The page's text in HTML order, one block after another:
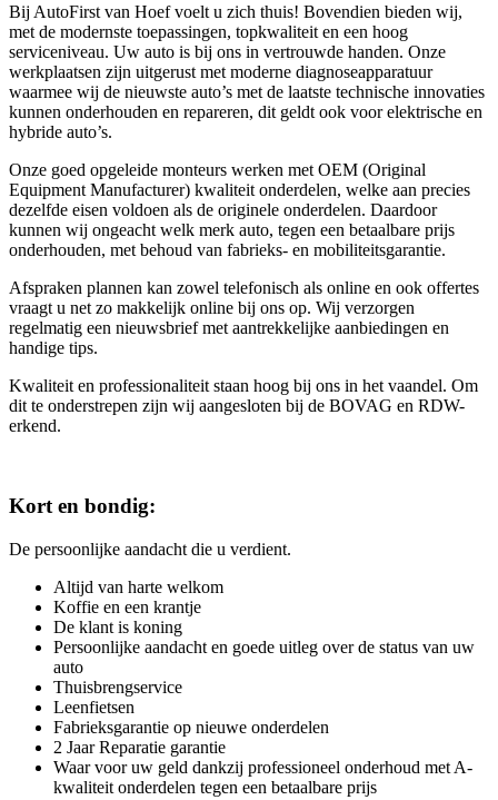
Bij AutoFirst van Hoef voelt u zich thuis! Bovendien bieden wij,
met de modernste toepassingen, topkwaliteit en een hoog
serviceniveau. Uw auto is bij ons in vertrouwde handen. Onze
werkplaatsen zijn uitgerust met moderne diagnoseapparatuur
waarmee wij de nieuwste auto’s met de laatste technische innovaties
kunnen onderhouden en repareren, dit geldt ook voor elektrische en
hybride auto’s.
Onze goed opgeleide monteurs werken met OEM (Original
Equipment Manufacturer) kwaliteit onderdelen, welke aan precies
dezelfde eisen voldoen als de originele onderdelen. Daardoor
kunnen wij ongeacht welk merk auto, tegen een betaalbare prijs
onderhouden, met behoud van fabrieks- en mobiliteitsgarantie.
Afspraken plannen kan zowel telefonisch als online en ook offertes
vraagt u net zo makkelijk online bij ons op. Wij verzorgen
regelmatig een nieuwsbrief met aantrekkelijke aanbiedingen en
handige tips.
Kwaliteit en professionaliteit staan hoog bij ons in het vaandel. Om
dit te onderstrepen zijn wij aangesloten bij de BOVAG en RDW-
erkend.
Kort en bondig:
De persoonlijke aandacht die u verdient.
Altijd van harte welkom
Koffie en een krantje
De klant is koning
Persoonlijke aandacht en goede uitleg over de status van uw
auto
Thuisbrengservice
Leenfietsen
Fabrieksgarantie op nieuwe onderdelen
2 Jaar Reparatie garantie
Waar voor uw geld dankzij professioneel onderhoud met A-
kwaliteit onderdelen tegen een betaalbare prijs